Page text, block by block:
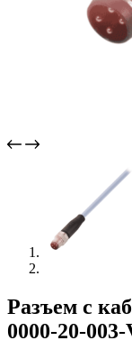
Разъем с
0000-20-